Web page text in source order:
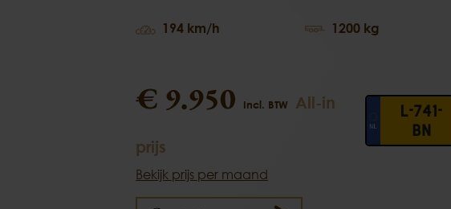
194 km/h 1200 kg
€ 9.950 Incl. BTW All-in
prijs
L-741-
BN
Bekijk prijs per maand